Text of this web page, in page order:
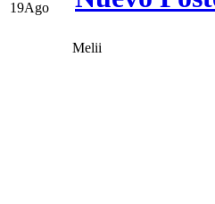
19Ago
Melii